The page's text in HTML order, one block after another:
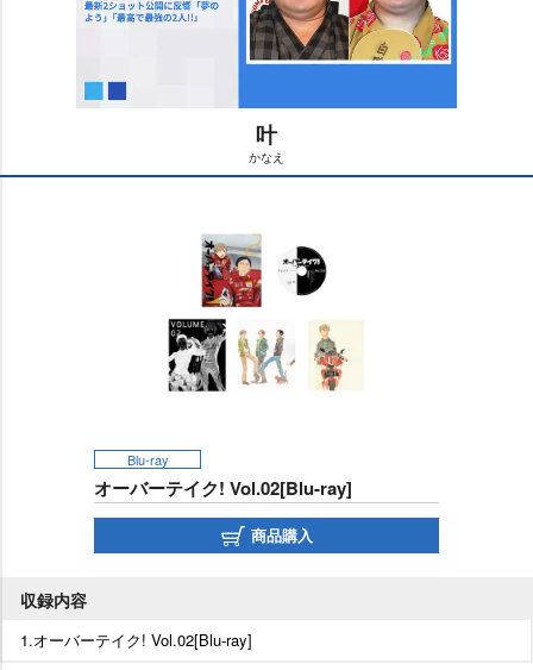
M
叶
かなえ
Blu-ray
オーバーテイク! Vol.02[Blu-ray]
商品購入
収録内容
1.オーバーテイク! Vol.02[Blu-ray]